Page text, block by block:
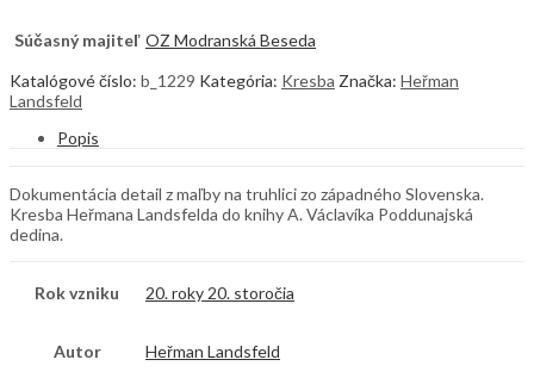
Súčasný majiteľ OZ Modranská Beseda
Katalógové číslo: b_1229 Kategória: Kresba Značka: Heřman
Landsfeld
Popis
Dokumentácia detail z maľby na truhlici zo západného Slovenska.
Kresba Heřmana Landsfelda do knihy A. Václavíka Poddunajská
dedina.
Rok vzniku 20. roky 20. storočia
Autor Heřman Landsfeld